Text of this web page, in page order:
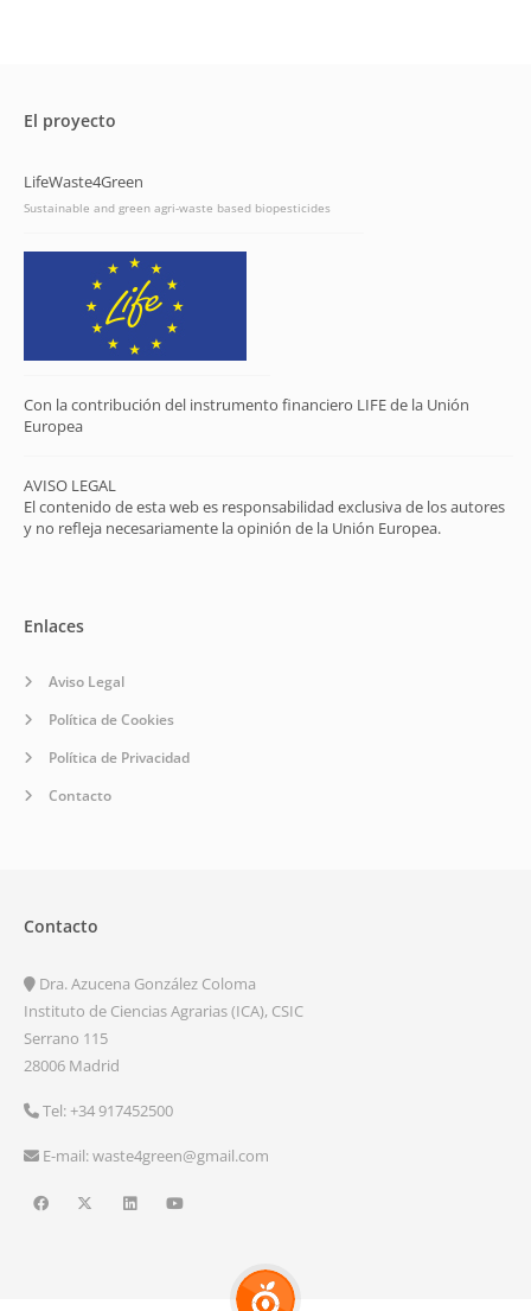
El proyecto
LifeWaste4Green
Sustainable and green agri-waste based biopesticides
Con la contribución del instrumento financiero LIFE de la Unión
Europea
AVISO LEGAL
El contenido de esta web es responsabilidad exclusiva de los autores
y no refleja necesariamente la opinión de la Unión Europea.
Enlaces
Aviso Legal
Política de Cookies
Política de Privacidad
Contacto
Contacto
Dra. Azucena González Coloma
Instituto de Ciencias Agrarias (ICA), CSIC
Serrano 115
28006 Madrid
Tel: +34 917452500
E-mail: waste4green@gmail.com